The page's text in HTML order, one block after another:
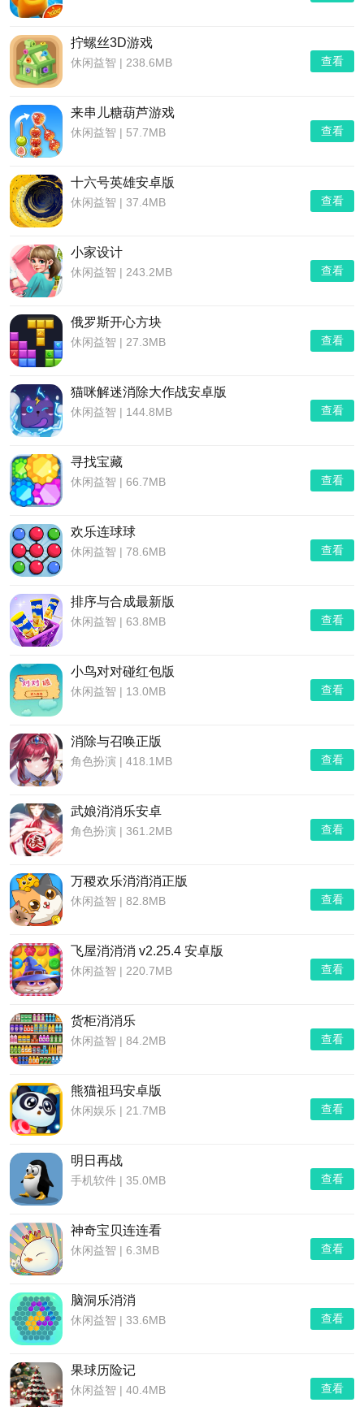
拧螺丝3D游戏
休闲益智 | 238.6MB 查看
来串儿糖葫芦游戏
休闲益智 | 57.7MB 查看
十六号英雄安卓版
休闲益智 | 37.4MB 查看
小家设计
休闲益智 | 243.2MB 查看
俄罗斯开心方块
休闲益智 | 27.3MB 查看
猫咪解迷消除大作战安卓版
休闲益智 | 144.8MB 查看
寻找宝藏
休闲益智 | 66.7MB 查看
欢乐连球球
休闲益智 | 78.6MB 查看
排序与合成最新版
休闲益智 | 63.8MB 查看
小鸟对对碰红包版
休闲益智 | 13.0MB 查看
消除与召唤正版
角色扮演 | 418.1MB 查看
武娘消消乐安卓
角色扮演 | 361.2MB 查看
万稷欢乐消消消正版
休闲益智 | 82.8MB 查看
飞屋消消消 v2.25.4 安卓版
休闲益智 | 220.7MB 查看
货柜消消乐
休闲益智 | 84.2MB 查看
熊猫祖玛安卓版
休闲娱乐 | 21.7MB 查看
明日再战
手机软件 | 35.0MB 查看
神奇宝贝连连看
休闲益智 | 6.3MB 查看
脑洞乐消消
休闲益智 | 33.6MB 查看
果球历险记
休闲益智 | 40.4MB 查看